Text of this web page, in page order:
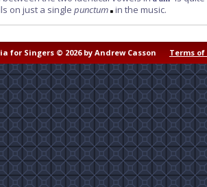
on just a single punctum in the music.
for Singers © 2026 by Andrew Casson Terms of